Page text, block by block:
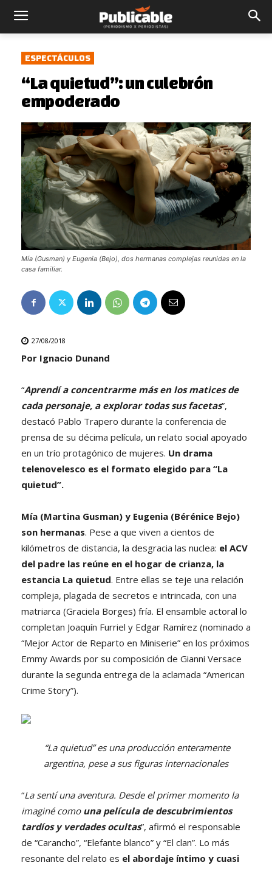
ESPECTÁCULOS
“La quietud”: un culebrón
empoderado
Mía (Gusman) y Eugenia (Bejo), dos hermanas complejas reunidas en la
casa familiar.
27/08/2018
Por Ignacio Dunand
“Aprendí a concentrarme más en los matices de
cada personaje, a explorar todas sus facetas”,
destacó Pablo Trapero durante la conferencia de
prensa de su décima película, un relato social apoyado
en un trío protagónico de mujeres. Un drama
telenovelesco es el formato elegido para “La
quietud”.
Mía (Martina Gusman) y Eugenia (Bérénice Bejo)
son hermanas. Pese a que viven a cientos de
kilómetros de distancia, la desgracia las nuclea: el ACV
del padre las reúne en el hogar de crianza, la
estancia La quietud. Entre ellas se teje una relación
compleja, plagada de secretos e intrincada, con una
matriarca (Graciela Borges) fría. El ensamble actoral lo
completan Joaquín Furriel y Edgar Ramírez (nominado a
“Mejor Actor de Reparto en Miniserie” en los próximos
Emmy Awards por su composición de Gianni Versace
durante la segunda entrega de la aclamada “American
Crime Story”).
“La quietud” es una producción enteramente
argentina, pese a sus figuras internacionales
“La sentí una aventura. Desde el primer momento la
imaginé como una película de descubrimientos
tardíos y verdades ocultas”, afirmó el responsable
de “Carancho”, “Elefante blanco” y “El clan”. Lo más
resonante del relato es el abordaje íntimo y cuasi